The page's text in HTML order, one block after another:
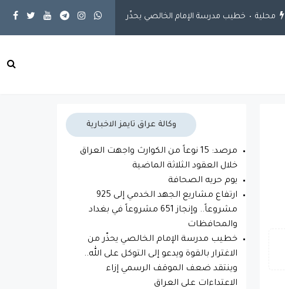
محلية خطيب مدرسة الإمام الخالصي يحذّر من الاغترار بالقوة ويدعو إلى التوكل
وكالة عراق تايمز الاخبارية
مرصد: 15 نوعاً من الكوارث واجهت العراق
خلال العقود الثلاثة الماضية
يوم حريه الصحافة
ارتفاع مشاريع الجهد الخدمي إلى 925
مشروعاً.. وإنجاز 651 مشروعاً في بغداد
والمحافظات
خطيب مدرسة الإمام الخالصي يحذّر من
الاغترار بالقوة ويدعو إلى التوكل على الله..
وينتقد ضعف الموقف الرسمي إزاء
الاعتداءات على العراق